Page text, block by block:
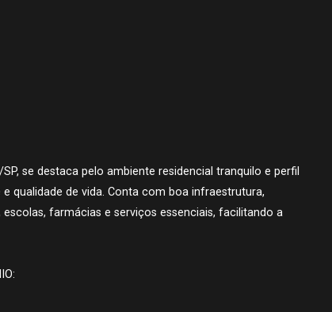
se destaca pelo ambiente residencial tranquilo e perfil
qualidade de vida. Conta com boa infraestrutura,
farmácias e serviços essenciais, facilitando a